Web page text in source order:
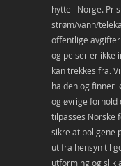
hytte i Norge.
strøm/vann/
offentlige
og peiser er ikke
kan trekkes fra.
ha den og finner
og øvrige forhold
tilpasses Norske
sikre at boligene
ut fra hensyn til
utforming og slik